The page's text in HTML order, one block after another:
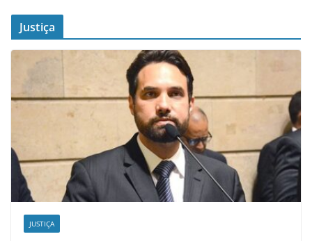
Justiça
JUSTIÇA